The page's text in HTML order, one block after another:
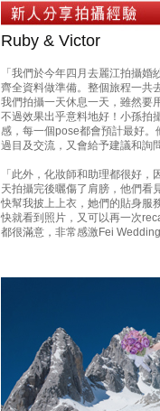
Ruby & Victor
「我們於今年四月去麗江拍攝
齊全資料做準備。整個旅程一共
我們拍攝一天休息一天，雖然要
不過效果出乎意料地好！小孫拍
感，每一個pose都會預計最好
過目及交流，又會給予建議和詢
「此外，化妝師和助理都很好
天拍攝完後曬傷了肩膀，他們看
快幫我披上上衣，她們的貼身服
快就看到照片，又可以再一次
都很滿意，非常感激Fei Wedding